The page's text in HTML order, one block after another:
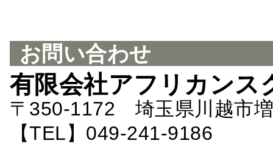
お問い合わせ
有限会社アフリカンス
〒350-1172 埼玉県川越市
【TEL】049-241-